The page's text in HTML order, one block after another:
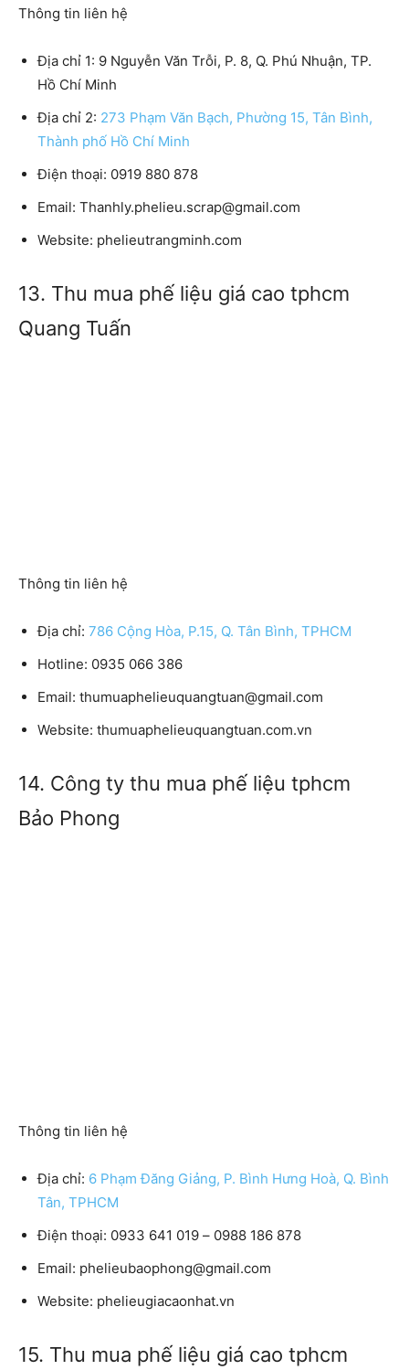
Thông tin liên hệ
Địa chỉ 1: 9 Nguyễn Văn Trỗi, P. 8, Q. Phú Nhuận, TP.
Hồ Chí Minh
Địa chỉ 2: 273 Phạm Văn Bạch, Phường 15, Tân Bình,
Thành phố Hồ Chí Minh
Điện thoại: 0919 880 878
Email: Thanhly.phelieu.scrap@gmail.com
Website: phelieutrangminh.com
13. Thu mua phế liệu giá cao tphcm
Quang Tuấn
Thông tin liên hệ
Địa chỉ: 786 Cộng Hòa, P.15, Q. Tân Bình, TPHCM
Hotline: 0935 066 386
Email: thumuaphelieuquangtuan@gmail.com
Website: thumuaphelieuquangtuan.com.vn
14. Công ty thu mua phế liệu tphcm
Bảo Phong
Thông tin liên hệ
Địa chỉ: 6 Phạm Đăng Giảng, P. Bình Hưng Hoà, Q. Bình
Tân, TPHCM
Điện thoại: 0933 641 019 – 0988 186 878
Email: phelieubaophong@gmail.com
Website: phelieugiacaonhat.vn
15. Thu mua phế liệu giá cao tphcm